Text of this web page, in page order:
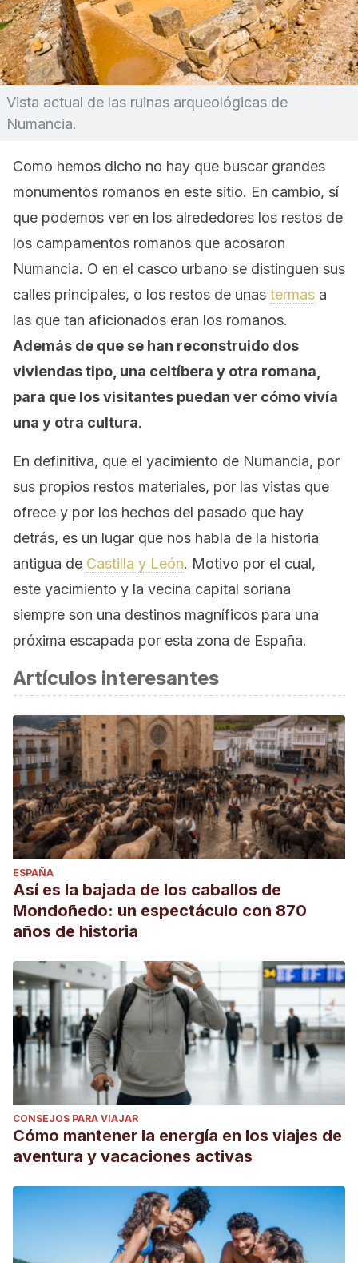
Vista actual de las ruinas arqueológicas de
Numancia.
Como hemos dicho no hay que buscar grandes
monumentos romanos en este sitio. En cambio, sí
que podemos ver en los alrededores los restos de
los campamentos romanos que acosaron
Numancia. O en el casco urbano se distinguen sus
calles principales, o los restos de unas termas a
las que tan aficionados eran los romanos.
Además de que se han reconstruido dos
viviendas tipo, una celtíbera y otra romana,
para que los visitantes puedan ver cómo vivía
una y otra cultura.
En definitiva, que el yacimiento de Numancia, por
sus propios restos materiales, por las vistas que
ofrece y por los hechos del pasado que hay
detrás, es un lugar que nos habla de la historia
antigua de Castilla y León. Motivo por el cual,
este yacimiento y la vecina capital soriana
siempre son una destinos magníficos para una
próxima escapada por esta zona de España.
Artículos interesantes
ESPAÑA
Así es la bajada de los caballos de
Mondoñedo: un espectáculo con 870
años de historia
CONSEJOS PARA VIAJAR
Cómo mantener la energía en los viajes de
aventura y vacaciones activas